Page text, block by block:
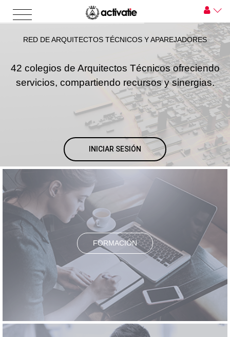
RED DE ARQUITECTOS TÉCNICOS Y APAREJADORES
42 colegios de Arquitectos Técnicos ofreciendo
servicios, compartiendo recursos y sinergias.
INICIAR SESIÓN
FORMACIÓN